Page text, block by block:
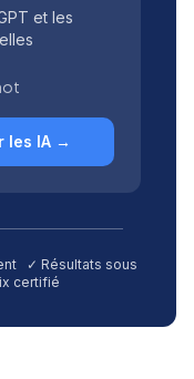
et les
les IA →
✓ Résultats sous
certifié